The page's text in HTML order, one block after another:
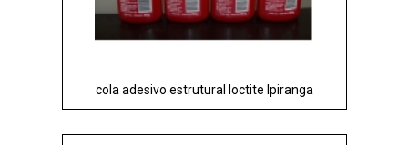
cola adesivo estrutural loctite Ipiranga